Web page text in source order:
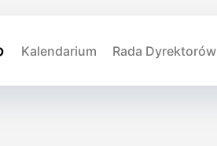
Kalendarium Rada Dyrektorów